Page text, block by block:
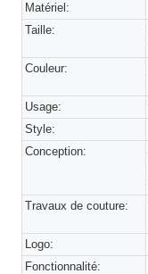
Matériel:
Taille:
Couleur:
Usage:
Style:
Conception:
Travaux de couture:
Logo:
Fonctionnalité: